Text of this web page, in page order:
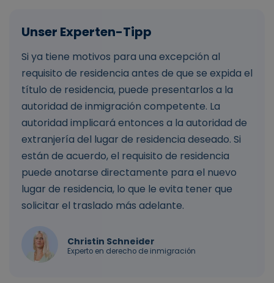
Si ya tiene motivos para una excepción al
requisito de residencia antes de que se expida el
título de residencia, puede presentarlos a la
autoridad de inmigración competente. La
autoridad implicará entonces a la autoridad de
extranjería del lugar de residencia deseado. Si
están de acuerdo, el requisito de residencia
puede anotarse directamente para el nuevo
lugar de residencia, lo que le evita tener que
solicitar el traslado más adelante.
Christin Schneider
Experto en derecho de inmigración